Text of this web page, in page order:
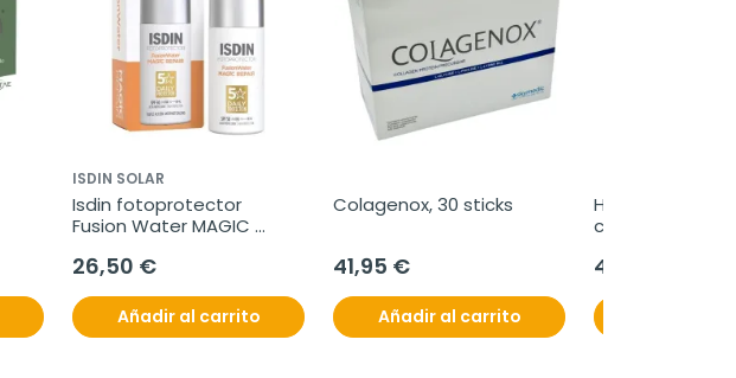
ISDIN SOLAR
Isdin fotoprotector
Fusion Water MAGIC
26,50 €
Añadir al carrito
Colagenox, 30 sticks
41,95 €
Añadir al carrito
Hairox Plus, 30
cápsulas
47,95 €